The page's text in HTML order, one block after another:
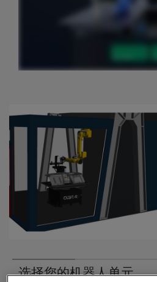
选择您的机器人单元